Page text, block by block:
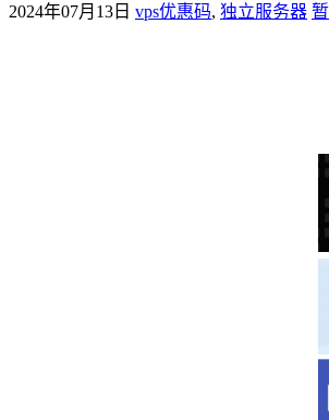
2024年07月13日 vps优惠码, 独立服务器